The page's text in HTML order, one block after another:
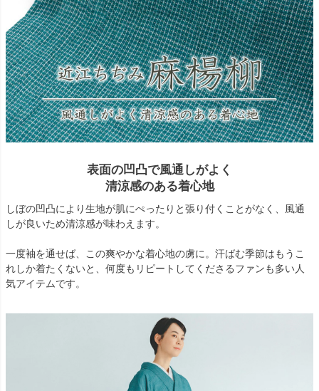
表面の凹凸で風通しがよく
清涼感のある着心地
しぼの凹凸により生地が肌にぺったりと張り付くことがなく、風通
しが良いため清涼感が味わえます。
一度袖を通せば、この爽やかな着心地の虜に。汗ばむ季節はもうこ
れしか着たくないと、何度もリピートしてくださるファンも多い人
気アイテムです。